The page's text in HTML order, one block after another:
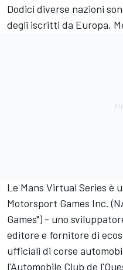
Dodici diverse nazioni
degli iscritti da Europa,
Le Mans Virtual Series è
Motorsport Games Inc.
Games") - uno
editore e fornitore di
ufficiali di corse
l'Automobile Club de